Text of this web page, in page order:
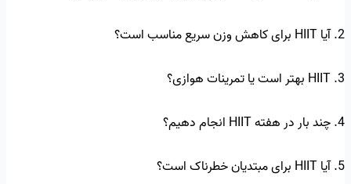
2. آیا HIIT برای کاهش وزن سریع مناسب است؟
3. HIIT بهتر است یا تمرینات هوازی؟
4. چند بار در هفته HIIT انجام دهیم؟
5. آیا HIIT برای مبتدیان خطرناک است؟